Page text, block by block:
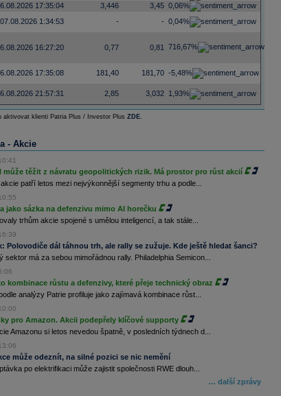
17:35:04 3,446 3,45 0,06%
07.08.2026 1:34:53 - - 0,04%
16:27:20 0,77 0,81 716,67%
17:35:08 181,40 181,70 -5,48%
21:57:31 2,85 3,032 1,93%
aktivovat klienti Patria Plus / Investor Plus ZDE.
- Akcie
může těžit z návratu geopolitických rizik. Má prostor pro růst akcií
patří letos mezi nejvýkonnější segmenty trhu a podle...
jako sázka na defenzivu mimo AI horečku
trhům akcie spojené s umělou inteligencí, a tak stále...
Polovodiče dál táhnou trh, ale rally se zužuje. Kde ještě hledat šanci?
sektor má za sebou mimořádnou rally. Philadelphia Semicon...
kombinace růstu a defenzivy, které přeje technický obraz
analýzy Patrie profiluje jako zajímavá kombinace růst...
pro Amazon. Akcii podepřely klíčové supporty
Amazonu si letos nevedou špatně, v posledních týdnech d...
může odeznít, na silné pozici se nic nemění
po elektrifikaci může zajistit společnosti RWE dlouh...
… další zprávy